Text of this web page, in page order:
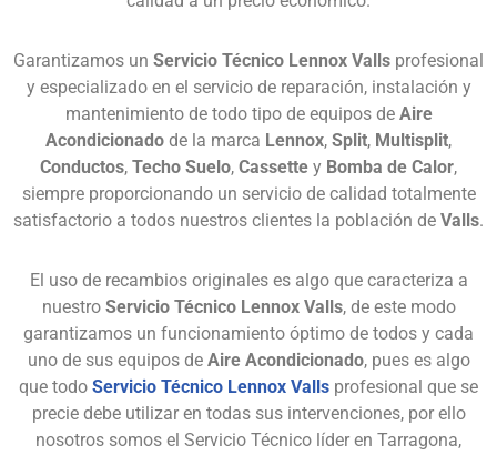
Garantizamos un Servicio Técnico Lennox Valls profesional
y especializado en el servicio de reparación, instalación y
mantenimiento de todo tipo de equipos de Aire
Acondicionado de la marca Lennox, Split, Multisplit,
Conductos, Techo Suelo, Cassette y Bomba de Calor,
siempre proporcionando un servicio de calidad totalmente
satisfactorio a todos nuestros clientes la población de Valls.
El uso de recambios originales es algo que caracteriza a
nuestro Servicio Técnico Lennox Valls, de este modo
garantizamos un funcionamiento óptimo de todos y cada
uno de sus equipos de Aire Acondicionado, pues es algo
que todo Servicio Técnico Lennox Valls profesional que se
precie debe utilizar en todas sus intervenciones, por ello
nosotros somos el Servicio Técnico líder en Tarragona,